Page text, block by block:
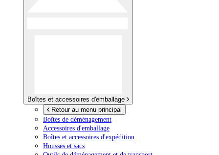
Boîtes et accessoires d'emballage
Retour au menu principal
Boîtes de déménagement
Accessoires d'emballage
Boîtes et accessoires d'expédition
Housses et sacs